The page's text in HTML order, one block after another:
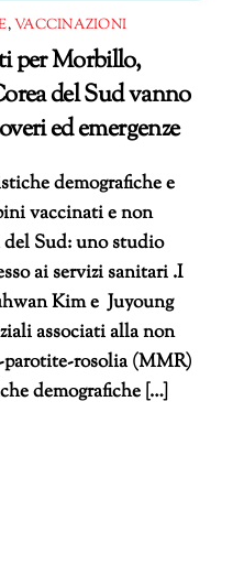
,VACCINAZIONI
per Morbillo,
del Sud vanno
ed emergenze
demografiche e
vaccinati e non
Sud: uno studio
ai servizi sanitari .I
Kim e Juyoung
associati alla non
rosolia (MMR)
demografiche […]